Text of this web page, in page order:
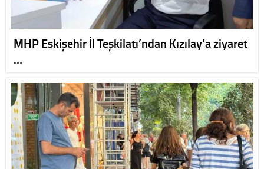
MHP Eskişehir İl Teşkilatı’ndan Kızılay’a ziyaret
…